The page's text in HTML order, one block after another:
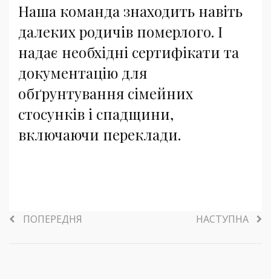
Наша команда знаходить навіть
далеких родичів померлого. І
надає необхідні сертифікати та
документацію для
обґрунтування сімейних
стосунків і спадщини,
включаючи переклади.
ПОПЕРЕДНЯ НАСТУПНА